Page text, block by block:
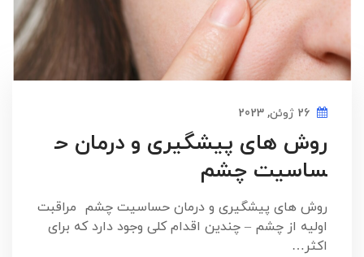
روش های پیشگیری و درمان ح
ساسیت چشم
روش های پیشگیری و درمان حساسیت چشم مراقبت
اولیه از چشم – چندین اقدام کلی وجود دارد که برای
اکثر…